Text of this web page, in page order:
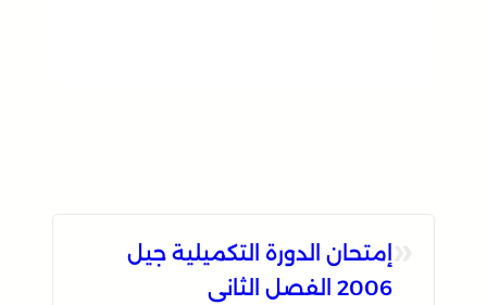
إمتحان الدورة التكميلية جيل
2006 الفصل الثاني